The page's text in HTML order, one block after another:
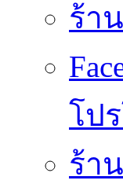
ร้า
โป
ร้า